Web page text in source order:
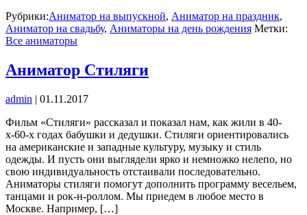
Рубрики:Аниматор на выпускной, Аниматор на праздник,
Аниматор на свадьбу, Аниматоры на день рождения Метки:
Все аниматоры
Аниматор Стиляги
admin | 01.11.2017
Фильм «Стиляги» рассказал и показал нам, как жили в 40-
х-60-х годах бабушки и дедушки. Стиляги ориентировались
на американские и западные культуру, музыку и стиль
одежды. И пусть они выглядели ярко и немножко нелепо, но
свою индивидуальность отстаивали последовательно.
Аниматоры стиляги помогут дополнить программу весельем,
танцами и рок-н-роллом. Мы приедем в любое место в
Москве. Например, […]